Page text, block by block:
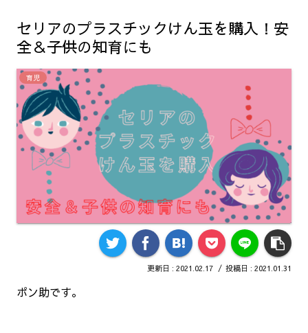
セリアのプラスチックけん玉を購入！安
全＆子供の知育にも
育児
2021.02.17 2021.01.31
ポン助です。